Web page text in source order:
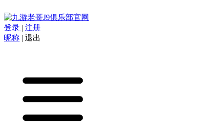
登录 | 注册
昵称 | 退出